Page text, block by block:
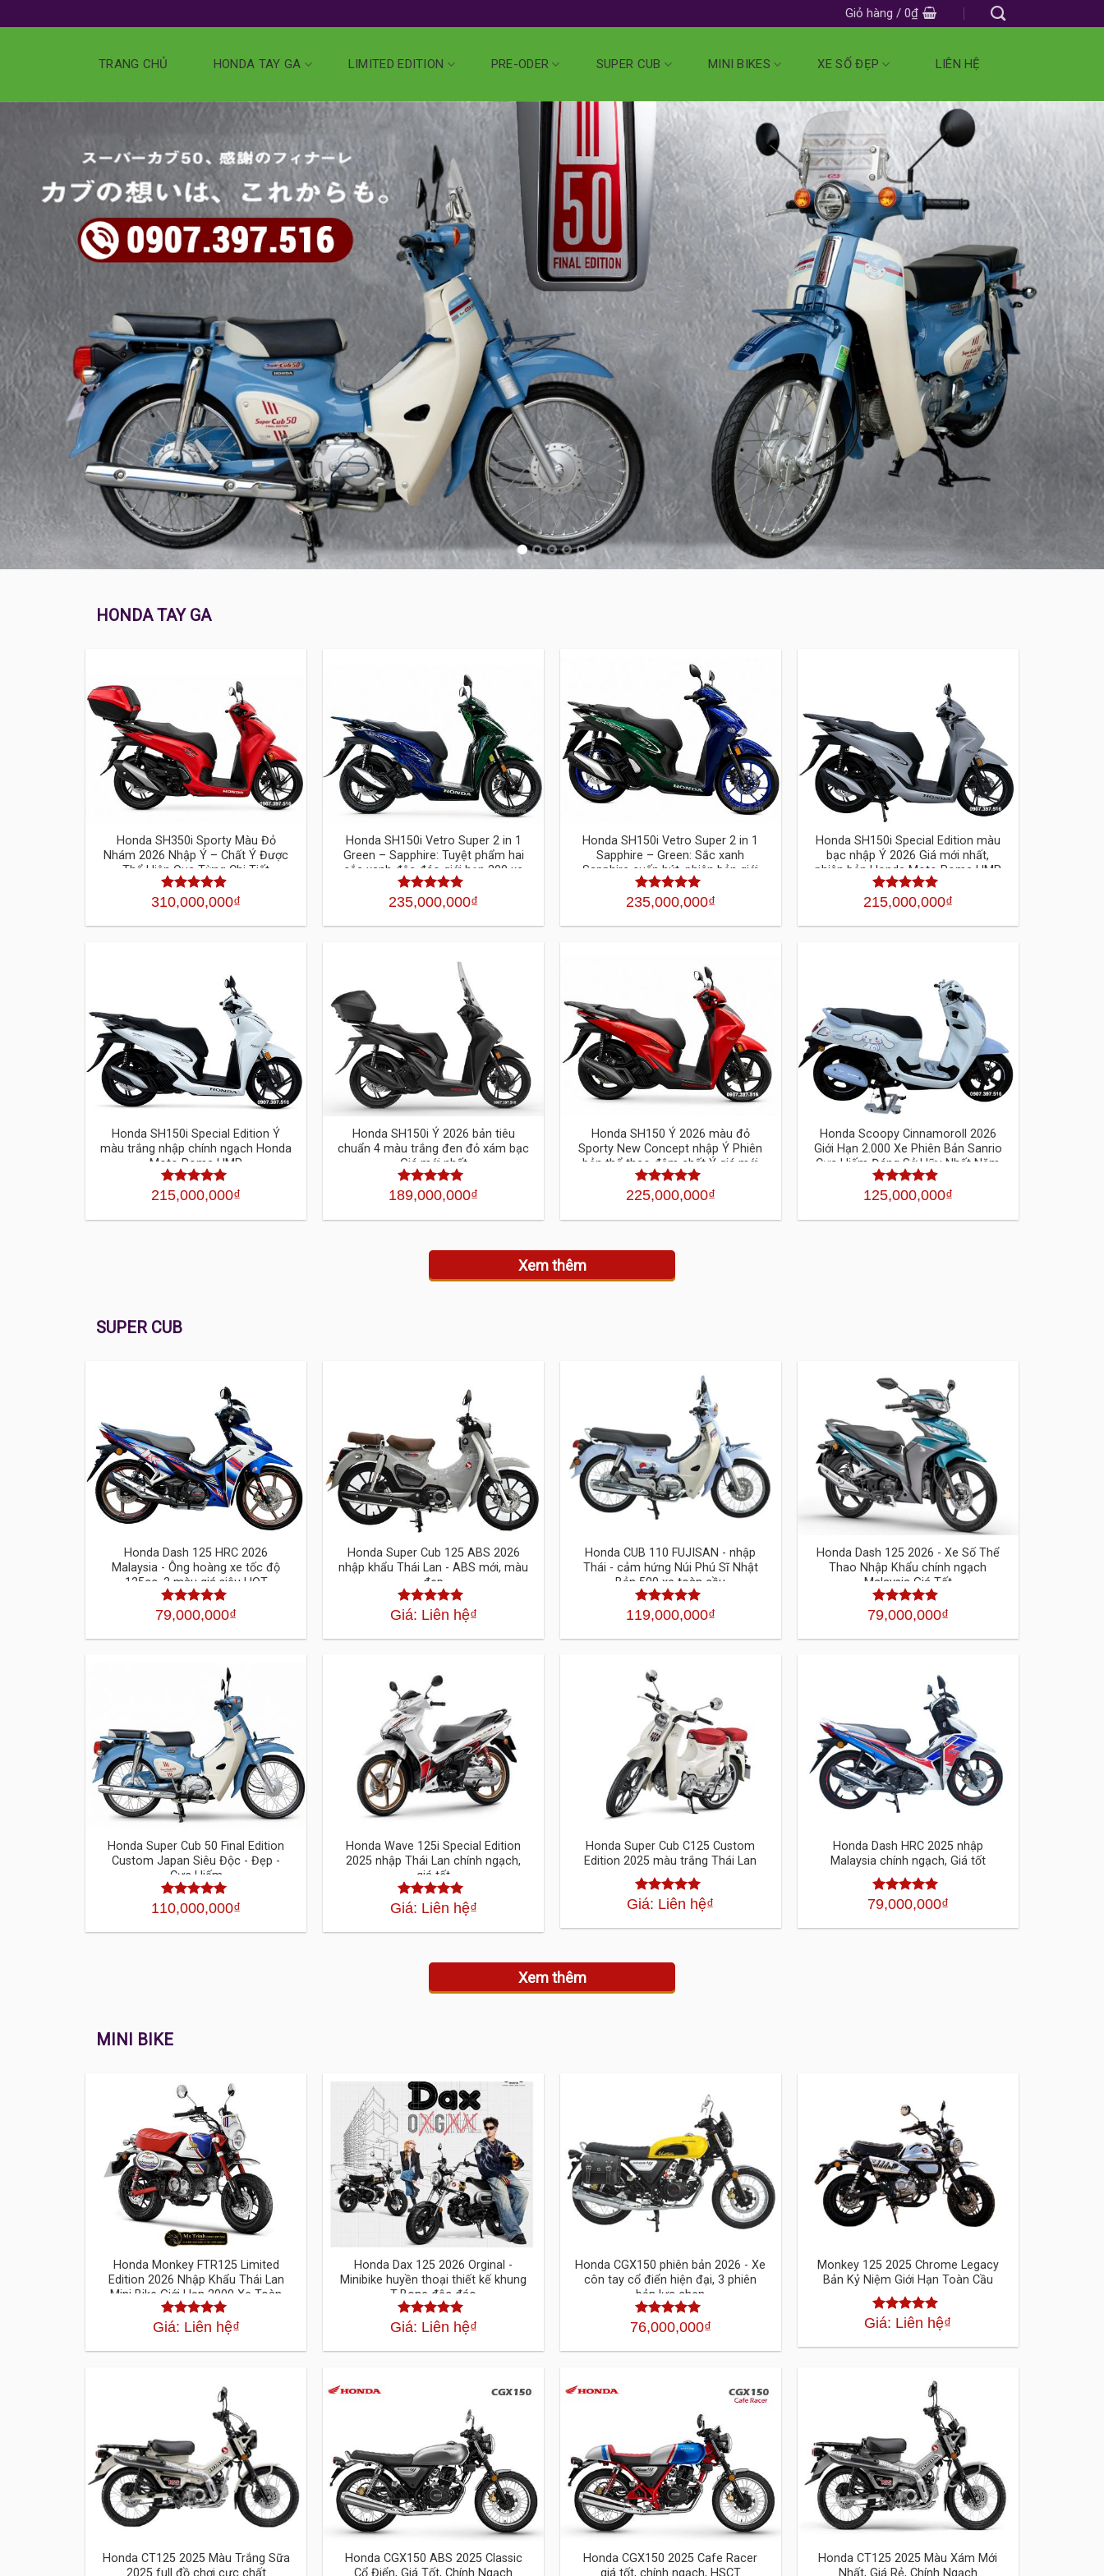
Giỏ hàng / 0₫
TRANG CHỦ HONDA TAY GA LIMITED EDITION PRE-ODER SUPER CUB MINI BIKES XE SỐ ĐẸP LIÊN HỆ
HONDA TAY GA
Honda SH350i Sporty Màu Đỏ
Nhám 2026 Nhập Ý – Chất Ý Được
Thể Hiện Qua Từng Chi Tiết
Được xếp
5 sao
310,000,000₫
Honda SH150i Vetro Super 2 in 1
Green – Sapphire: Tuyệt phẩm hai
sắc xanh độc đáo giới hạn 200 xe
Được xếp
sao
235,000,000₫
Honda SH150i Vetro Super 2 in 1
Sapphire – Green: Sắc xanh
Sapphire cuốn hút, phiên bản giới
hạn đáng sở hữu
Được xếp
sao
235,000,000₫
Honda SH150i Special Edition màu
bạc nhập Ý 2026 Giá mới nhất,
phiên bản Honda Moto Roma HMR
cao cấp
Được xếp
sao
215,000,000₫
Honda SH150i Special Edition Ý
màu trắng nhập chính ngạch Honda
Moto Roma HMR
Được xếp
sao
215,000,000₫
Honda SH150i Ý 2026 bản tiêu
chuẩn 4 màu trắng đen đỏ xám bạc
Giá mới nhất
Được xếp
5 sao
189,000,000₫
Honda SH150 Ý 2026 màu đỏ
Sporty New Concept nhập Ý Phiên
bản thể thao đậm chất Ý giá mới
nhất
Được xếp
sao
225,000,000₫
Honda Scoopy Cinnamoroll 2026
Giới Hạn 2.000 Xe Phiên Bản Sanrio
Cực Hiếm Đáng Sở Hữu Nhất Năm
Nay
Được xếp
5 sao
125,000,000₫
Xem thêm
SUPER CUB
Honda Dash 125 HRC 2026
Malaysia - Ông hoàng xe tốc độ
125cc, 2 màu giá siêu HOT
Được xếp
sao
79,000,000₫
Honda Super Cub 125 ABS 2026
nhập khẩu Thái Lan - ABS mới, màu
đẹp
Được xếp
5
sao
Giá: Liên hệ₫
Honda CUB 110 FUJISAN - nhập
Thái - cảm hứng Núi Phú Sĩ Nhật
Bản 500 xe toàn cầu
Được xếp
sao
119,000,000₫
Honda Dash 125 2026 - Xe Số Thể
Thao Nhập Khẩu chính ngạch
Malaysia Giá Tốt
Được xếp
sao
79,000,000₫
Honda Super Cub 50 Final Edition
Custom Japan Siêu Độc - Đẹp -
Cực Hiếm
Được xếp
5 sao
110,000,000₫
Honda Wave 125i Special Edition
2025 nhập Thái Lan chính ngạch,
giá tốt
Được xếp
sao
Giá: Liên hệ₫
Honda Super Cub C125 Custom
Edition 2025 màu trắng Thái Lan
Được xếp
sao
Giá: Liên hệ₫
Honda Dash HRC 2025 nhập
Malaysia chính ngạch, Giá tốt
Được xếp
sao
79,000,000₫
Xem thêm
MINI BIKE
Honda Monkey FTR125 Limited
Edition 2026 Nhập Khẩu Thái Lan
Mini Bike Giới Hạn 2000 Xe Toàn
Cầu Cực Hiếm
Được xếp
sao
Giá: Liên hệ₫
Honda Dax 125 2026 Orginal -
Minibike huyền thoại thiết kế khung
T-Bone độc đáo
Được xếp
5 sao
Giá: Liên hệ₫
Honda CGX150 phiên bản 2026 - Xe
côn tay cổ điển hiện đại, 3 phiên
bản lựa chọn
Được xếp
sao
76,000,000₫
Monkey 125 2025 Chrome Legacy
Bản Kỷ Niệm Giới Hạn Toàn Cầu
Được xếp
sao
Giá: Liên hệ₫
Honda CT125 2025 Màu Trắng Sữa
Honda CGX150 ABS 2025 Classic
Honda CGX150 2025 Cafe Racer
Honda CT125 2025 Màu Xám Mới